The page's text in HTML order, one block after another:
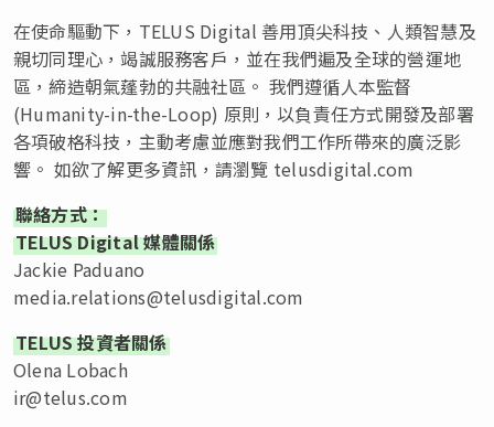
在使命驅動下，TELUS Digital 善用頂尖科技、人類智慧及
親切同理心，竭誠服務客戶，並在我們遍及全球的營運地
區，締造朝氣蓬勃的共融社區。 我們遵循人本監督
(Humanity-in-the-Loop) 原則，以負責任方式開發及部署
各項破格科技，主動考慮並應對我們工作所帶來的廣泛影
響。 如欲了解更多資訊，請瀏覽 telusdigital.com
聯絡方式：
TELUS Digital 媒體關係
Jackie Paduano
media.relations@telusdigital.com
TELUS 投資者關係
Olena Lobach
ir@telus.com